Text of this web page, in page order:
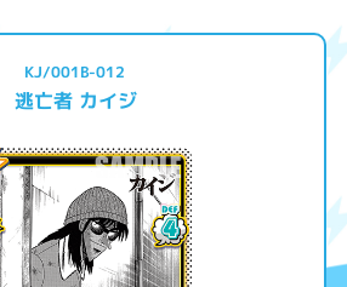
KJ/001B-012
逃亡者 カイジ